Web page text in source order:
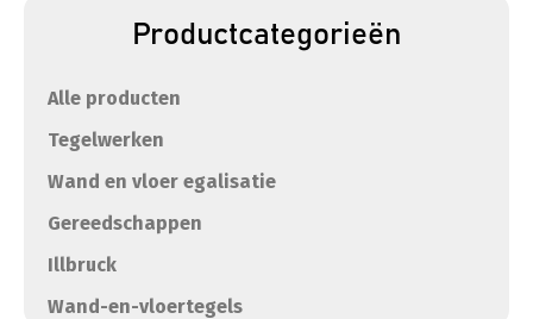
Productcategorieën
Alle producten
Tegelwerken
Wand en vloer egalisatie
Gereedschappen
Illbruck
Wand-en-vloertegels